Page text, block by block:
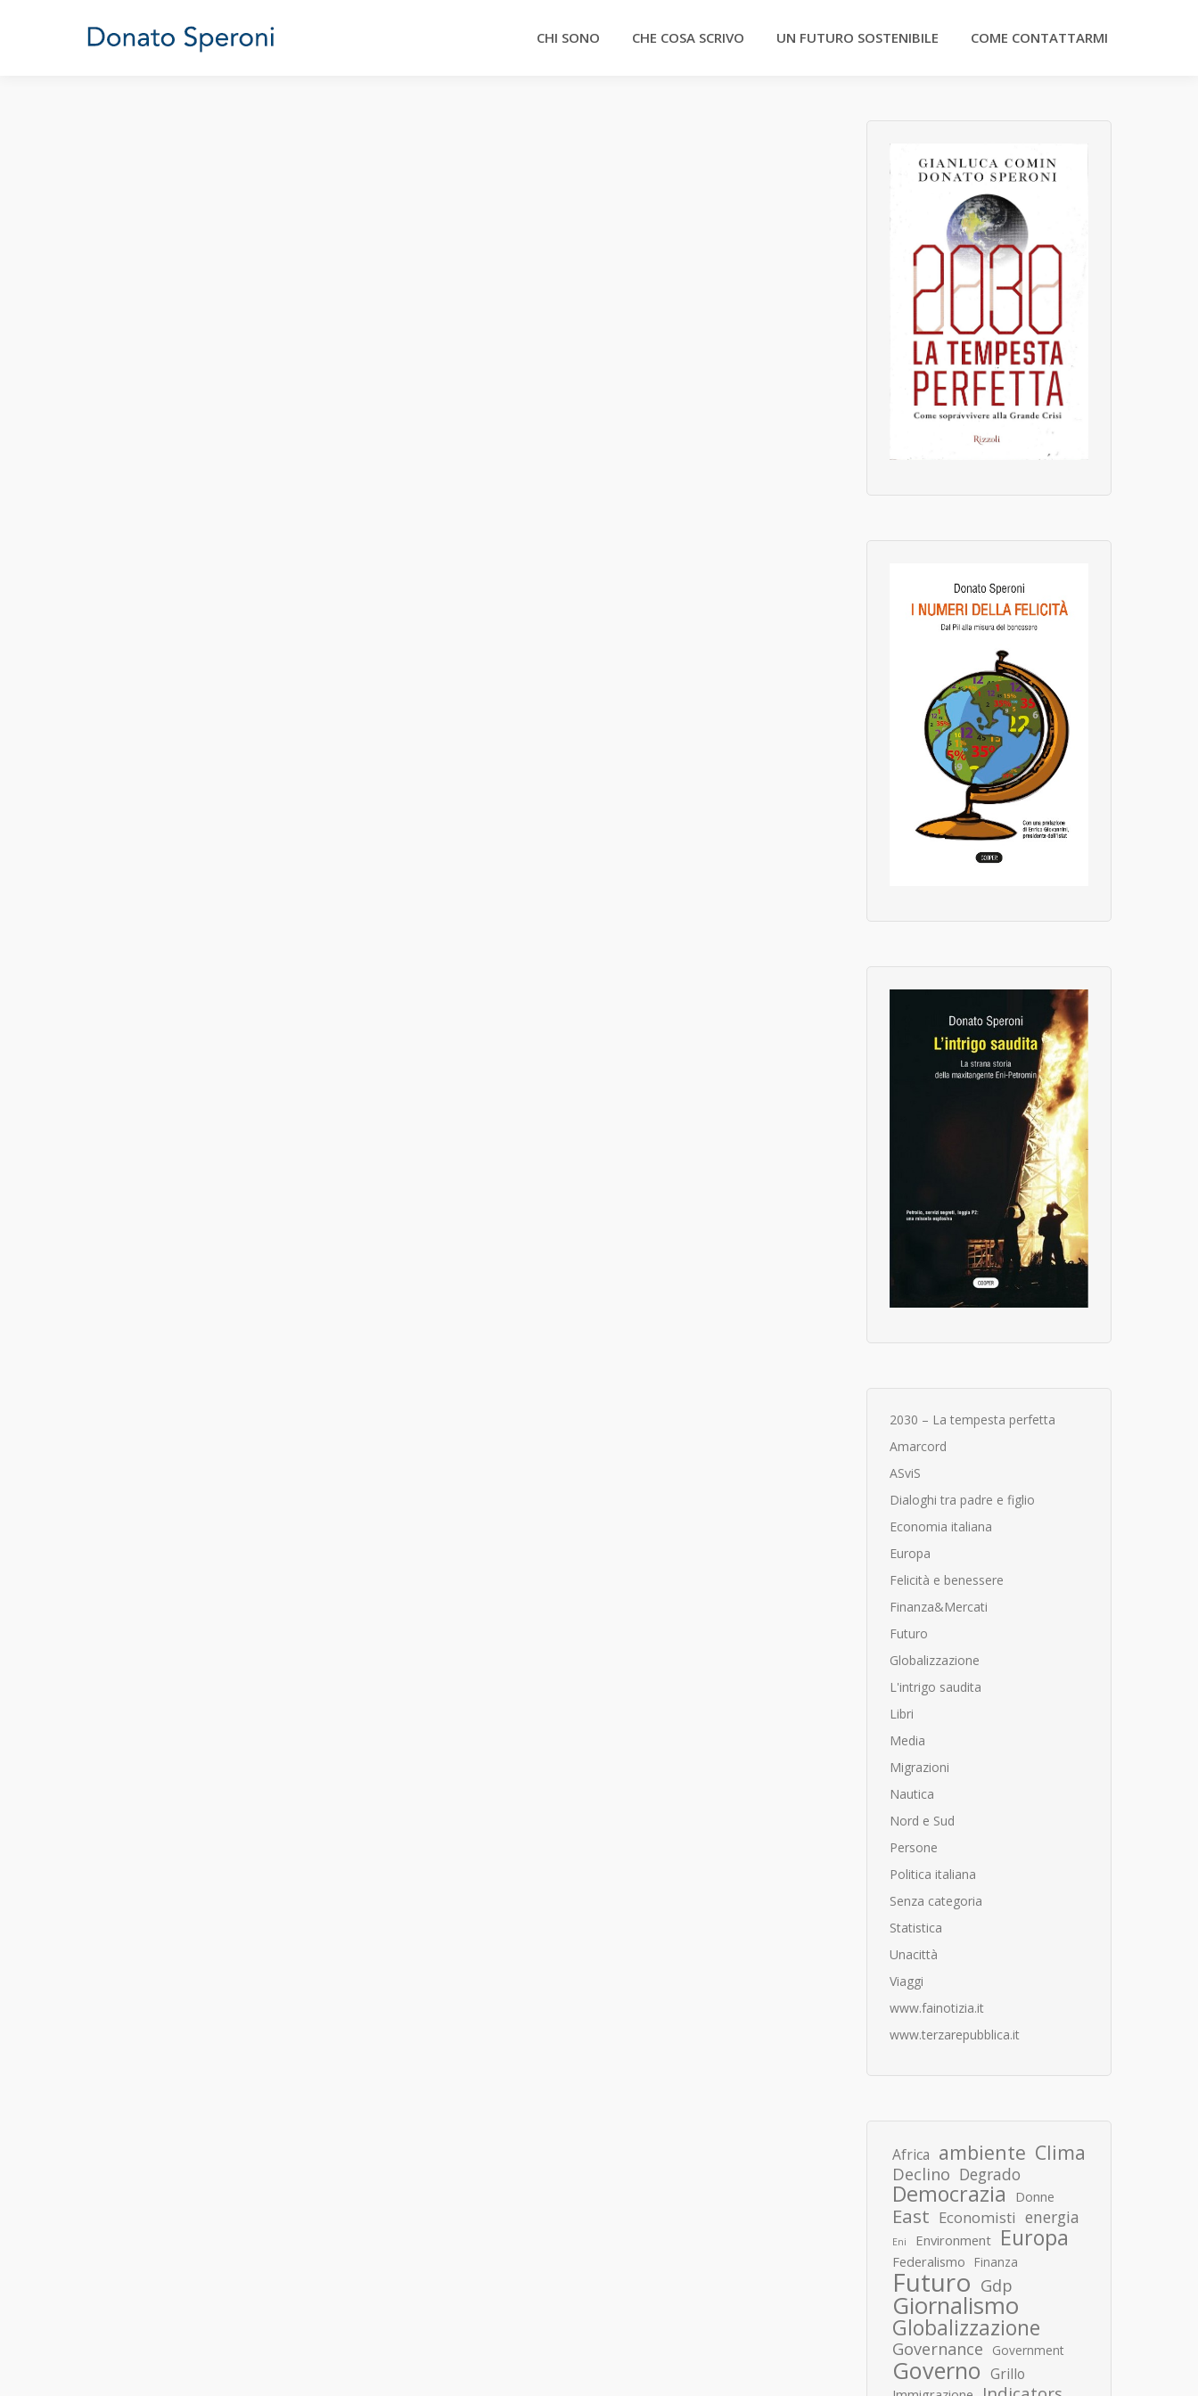
CHI SONO CHE COSA SCRIVO UN FUTURO SOSTENIBILE COME CONTATTARMI
2030 – La tempesta perfetta
Amarcord
ASviS
Dialoghi tra padre e figlio
Economia italiana
Europa
Felicità e benessere
Finanza&Mercati
Futuro
Globalizzazione
L'intrigo saudita
Libri
Media
Migrazioni
Nautica
Nord e Sud
Persone
Politica italiana
Senza categoria
Statistica
Unacittà
Viaggi
www.fainotizia.it
www.terzarepubblica.it
Africa ambiente Clima
Declino Degrado
Democrazia Donne
East Economisti energia
Eni Environment Europa
Federalismo Finanza
Futuro Gdp
Giornalismo
Globalizzazione
Governance Government
Governo Grillo